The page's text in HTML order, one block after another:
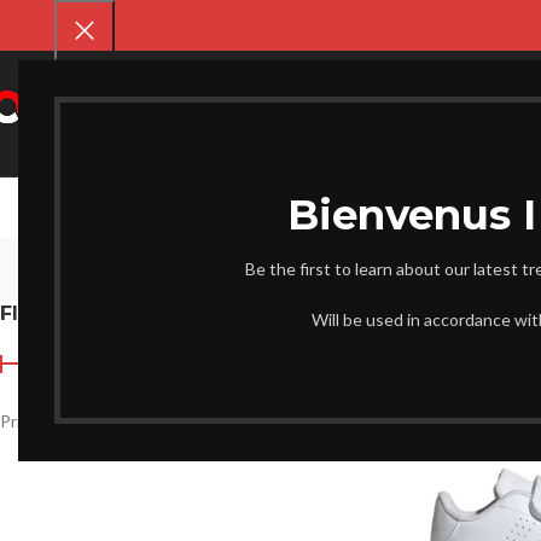
Be the first to learn about our latest
Will be used in accordance
FILTER BY PRICE
FILTRER
Prix : 2.200 د.ج—33.900 د.ج
Accueil Enfant Page